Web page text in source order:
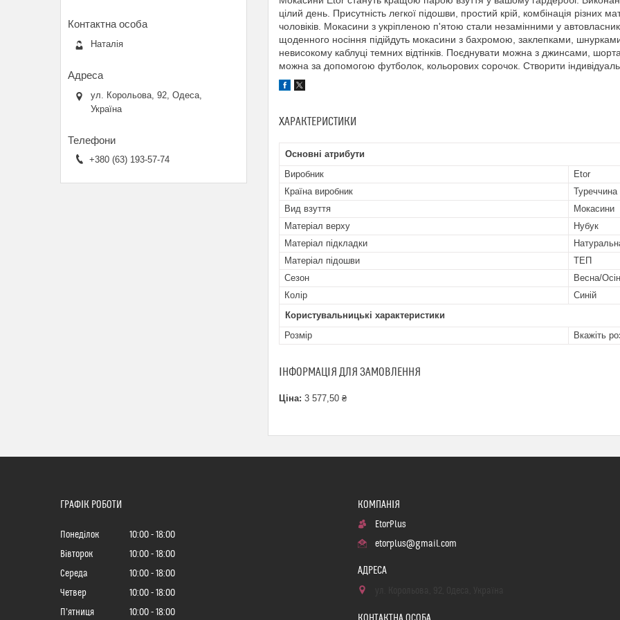
цілий день. Присутність легкої підошви, простий крій, комбінація різних
чоловіків. Мокасини з укріпленою п'ятою стали незамінними у
щоденного носіння підійдуть мокасини з бахромою, заклепками,
невисокому каблуці темних відтінків. Поєднувати можна з джинсами,
можна за допомогою футболок, кольорових сорочок. Створити
ХАРАКТЕРИСТИКИ
Основні атрибути
Виробник
Etor
Країна виробник
Туреччина
Вид взуття
Мокасини
Матеріал верху
Нубук
Матеріал підкладки
Матеріал підошви
ТЕП
Сезон
Весна/
Колір
Синій
Користувальницькі характеристики
Розмір
Вкажіть
ІНФОРМАЦІЯ ДЛЯ ЗАМОВЛЕННЯ
Ціна: 3 577,50 ₴
Наталія
ул. Корольова, 92, Одеса,
Україна
+380 (63) 193-57-74
ГРАФІК РОБОТИ
Понеділок 10:00
18:00
Вівторок
10:00
18:00
Середа
10:00
18:00
Четвер
10:00
18:00
Пʼятниця
10:00 18:00
EtorPlus
etorplus@gmail.com